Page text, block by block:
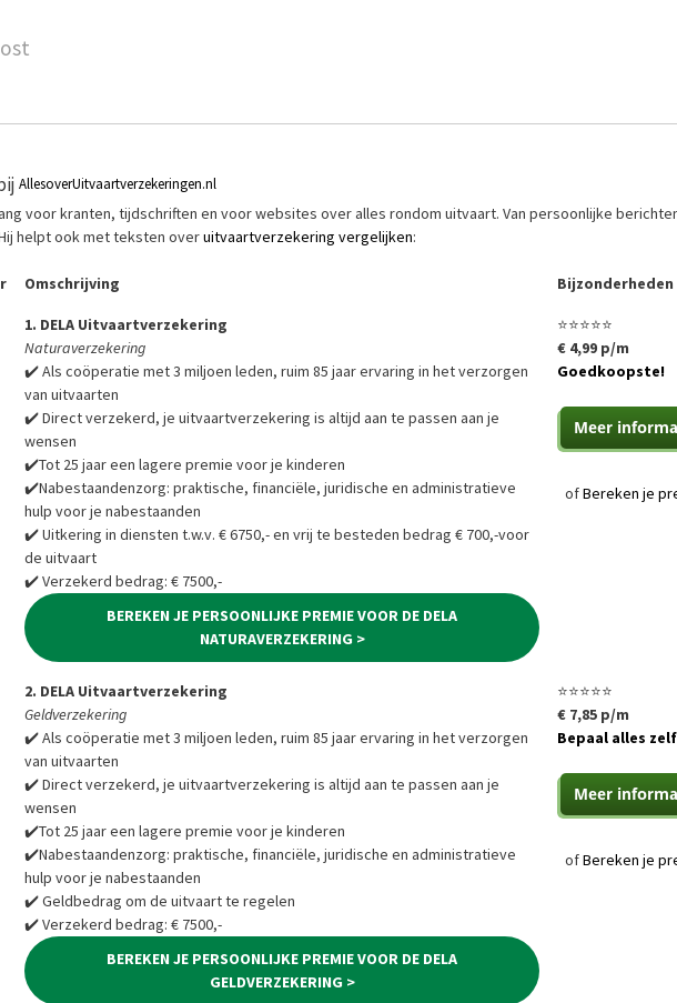
AllesoverUitvaartverzekeringen.nl
voor kranten, tijdschriften en voor websites over alles rondom uitvaart. Van persoonlijke
helpt ook met teksten overuitvaartverzekering vergelijken:
Omschrijving Bijzonderheden
1. DELA Uitvaartverzekering
Naturaverzekering
✔️ Als coöperatie met 3 miljoen leden, ruim 85 jaar ervaring in het verzorgen
van uitvaarten
✔️ Direct verzekerd, je uitvaartverzekering is altijd aan te passen aan je
wensen
✔️Tot 25 jaar een lagere premie voor je kinderen
✔️Nabestaandenzorg: praktische, financiële, juridische en administratieve
hulp voor je nabestaanden
✔️ Uitkering in diensten t.w.v. € 6750,- en vrij te besteden bedrag € 700,-voor
de uitvaart
✔️ Verzekerd bedrag: € 7500,-
BEREKEN JE PERSOONLIJKE PREMIE VOOR DE DELA
NATURAVERZEKERING >
⭐⭐⭐⭐⭐
€ 4,99 p/m
Goedkoopste!
ofBereken je
2. DELA Uitvaartverzekering
Geldverzekering
✔️ Als coöperatie met 3 miljoen leden, ruim 85 jaar ervaring in het verzorgen
van uitvaarten
✔️ Direct verzekerd, je uitvaartverzekering is altijd aan te passen aan je
wensen
✔️Tot 25 jaar een lagere premie voor je kinderen
✔️Nabestaandenzorg: praktische, financiële, juridische en administratieve
hulp voor je nabestaanden
✔️ Geldbedrag om de uitvaart te regelen
✔️ Verzekerd bedrag: € 7500,-
BEREKEN JE PERSOONLIJKE PREMIE VOOR DE DELA
GELDVERZEKERING >
⭐⭐⭐⭐⭐
€ 7,85 p/m
Bepaal alles zelf
ofBereken je